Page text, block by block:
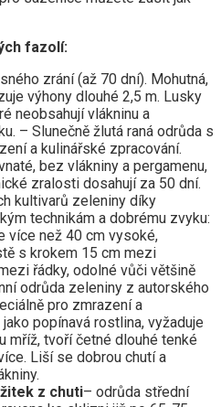
fazolí:
zrání (až 70 dní). Mohutná,
výhony dlouhé 2,5 m. Lusky
neobsahují vlákninu a
– Slunečně žlutá raná odrůda s
a kulinářské zpracování.
bez vlákniny a pergamenu,
zralosti dosahují za 50 dní.
kultivarů zeleniny díky
technikám a dobrému zvyku:
více než 40 cm vysoké,
s krokem 15 cm mezi
řádky, odolné vůči většině
odrůda zeleniny z autorského
pro zmrazení a
popínavá rostlina, vyžaduje
mříž, tvoří četné dlouhé tenké
Liší se dobrou chutí a
z chuti– odrůda střední